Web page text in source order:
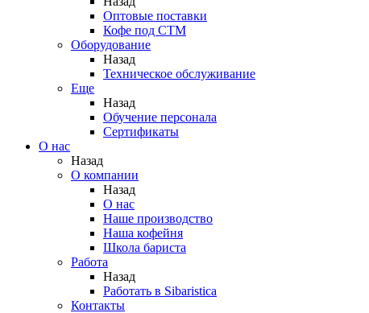
Оптовые поставки
Кофе под СТМ
Оборудование
Назад
Техническое обслуживание
Еще
Назад
Обучение персонала
Сертификаты
О нас
Назад
O компании
Назад
О нас
Наше производство
Наша кофейня
Школа бариста
Работа
Назад
Работать в Sibaristica
Контакты